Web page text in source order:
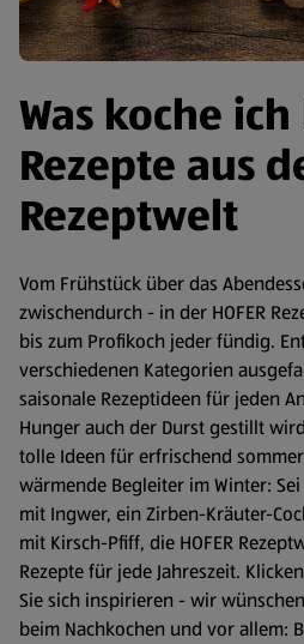
Was koche
Rezepte aus
Rezeptwelt
Vom Frühstück über das
zwischendurch - in der HOFER
bis zum Profikoch jeder fündig.
verschiedenen Kategorien
saisonale Rezeptideen für jeden
Hunger auch der Durst gestillt
tolle Ideen für erfrischend
wärmende Begleiter im Winter:
mit Ingwer, ein Zirben-Kräuter-
mit Kirsch-Pfiff, die HOFER
Rezepte für jede Jahreszeit.
Sie sich inspirieren - wir
beim Nachkochen und vor allem: